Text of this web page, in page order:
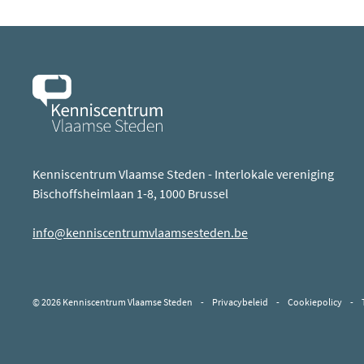
Kenniscentrum Vlaamse Steden - Interlokale vereniging
Bischoffsheimlaan 1-8, 1000 Brussel
info@kenniscentrumvlaamsesteden.be
© 2026 Kenniscentrum Vlaamse Steden - Privacybeleid - Cookiepolicy -